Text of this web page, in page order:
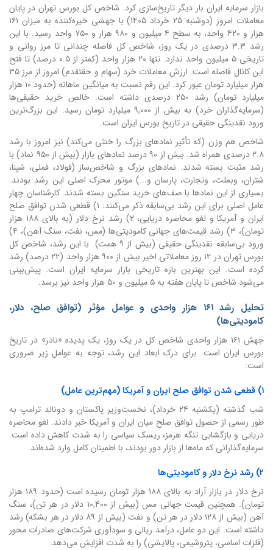
بازار سرمایه ایران بار دیگر تاریخ‌سازی کرد. شاخص کل بورس تهران در پایان
معاملات امروز (دوشنبه ۲۵ خرداد ۱۴۰۵) با جهشی خیره‌کننده به میزان ۱۶۱
هزار و ۴۲۰ واحد، به سطح ۴ میلیون و ۹۸۰ هزار و ۷۵۰ واحد رسید. با این
رشد ۳.۳ درصدی در یک روز، شاخص کل فاصله چندانی تا مرز روانی و
تاریخی ۵ میلیون واحد ندارد. تنها ۲۰ هزار واحد (کمتر از ۰.۵ درصد) تا فتح
این کانال فاصله است. ارزش معاملات خرد (سهام و حقتقدم) امروز از مرز ۳۵
هزار میلیارد تومان عبور کرد. این رقم نسبت به میانگین ماهانه (حدود ۱۰ هزار
میلیارد تومان) رشد ۲۵۰ درصدی داشته است. خالص خرید حقیقی‌ها
(سرمایه‌گذاران خرد) به بیش از ۹,۰۰۰ میلیارد تومان رسید. این بزرگ‌ترین
ورود نقدینگی حقیقی در تاریخ بورس ایران است.
شاخص هم وزن (که تأثیر نمادهای بزرگ را خنثی می‌کند) نیز امروز با رشد
۲.۸ درصدی همراه شد. بیش از ۹۰ درصد نمادهای بازار (بیش از ۹۵۰ نماد) با
رشد مثبت بسته شدند. نمادهای بزرگ و شاخص‌ساز (فولاد، فملی، شپنا،
شتران، وبملت، وتجارت، پارسان و...) موتور محرک اصلی این رشد بودند.
بسیاری از این نمادها با صف‌های خرید سنگین بسته شدند. کارشناسان چهار
عامل اصلی برای این رشد بی‌سابقه ذکر می‌کنند: ۱) قطعی شدن توافق صلح
ایران و آمریکا و لغو محاصره دریایی، ۲) رشد نرخ دلار (به بالای ۱۸۸ هزار
تومان)، ۳) رشد قیمت‌های جهانی کامودیتی‌ها (مس، نفت، سنگ آهن)، ۴)
ورود بی‌سابقه نقدینگی حقیقی (بیش از ۹ همت). با این رشد، شاخص کل
بورس تهران در ۱۲ روز معاملاتی اخیر بیش از ۹۰۰ هزار واحد (۲۲ درصد) رشد
کرده است. این بهترین بازه تاریخی بازار سرمایه ایران است. پیش‌بینی
می‌شود شاخص تا پایان هفته به ۵ میلیون و ۵۰ هزار واحد نیز برسد.
تحلیل رشد ۱۶۱ هزار واحدی و عوامل مؤثر (توافق صلح، دلار،
کامودیتی‌ها)
جهش ۱۶۱ هزار واحدی شاخص کل در یک روز، یک پدیده «نادر» در تاریخ
بورس ایران است. برای درک ابعاد این رشد، توجه به عوامل زیر ضروری
است:
۱) قطعی شدن توافق صلح ایران و آمریکا (مهم‌ترین عامل)
شب گذشته (یکشنبه ۲۴ خرداد)، نخست‌وزیر پاکستان و دونالد ترامپ به
طور رسمی از حصول توافق صلح میان ایران و آمریکا خبر دادند. لغو محاصره
دریایی و بازگشایی تنگه هرمز، ریسک سیاسی را به شدت کاهش داده است.
سرمایه‌گذارانی که ماه‌ها از بازار دور بودند، با اطمینان کامل وارد شده‌اند.
۲) رشد نرخ دلار و کامودیتی‌ها
نرخ دلار در بازار آزاد به بالای ۱۸۸ هزار تومان رسیده است (حدود ۱۸۹ هزار
تومان). همچنین قیمت جهانی مس (بیش از ۱۰,۴۰۰ دلار در هر تن)، سنگ
آهن (بیش از ۱۲۸ دلار در هر تن) و نفت (بیش از ۸۹ دلار در هر بشکه) رشد
داشته است. این دو عامل، درآمد ریالی و سودآوری شرکت‌های صادرات محور
(فلزات اساسی، پتروشیمی، پالایشی) را به شدت افزایش می‌دهد.